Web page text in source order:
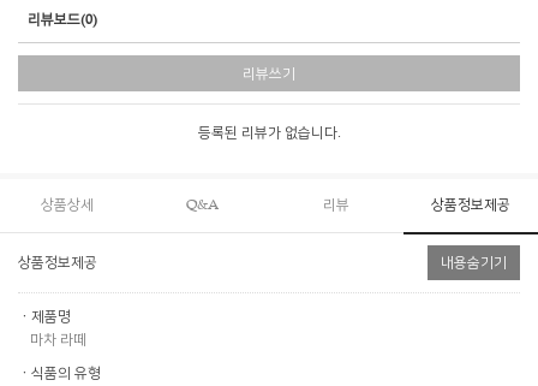
리뷰보드(0)
리뷰쓰기
등록된 리뷰가 없습니다.
상품상세 Q&A 리뷰 상품정보제공
상품정보제공 내용숨기기
ㆍ제품명
마차 라떼
ㆍ식품의 유형